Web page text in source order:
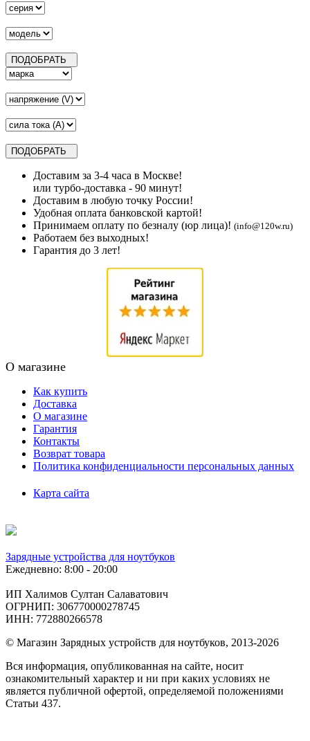
Доставим за 3-4 часа в Москве!
или турбо-доставка - 90 минут!
Доставим в любую точку России!
Удобная оплата банковской картой!
Принимаем оплату по безналу (юр лица)! (info@120w.ru)
Работаем без выходных!
Гарантия до 3 лет!
О магазине
Как купить
Доставка
О магазине
Гарантия
Контакты
Возврат товара
Политика конфиденциальности персональных данных
Карта сайта
Зарядные устройства для ноутбуков
Ежедневно: 8:00 - 20:00
ИП Халимов Султан Салаватович
ОГРНИП: 306770000278745
ИНН: 772880266578
© Магазин Зарядных устройств для ноутбуков, 2013-2026
Вся информация, опубликованная на сайте, носит
ознакомительный характер и ни при каких условиях не
является публичной офертой, определяемой положениями
Статьи 437.